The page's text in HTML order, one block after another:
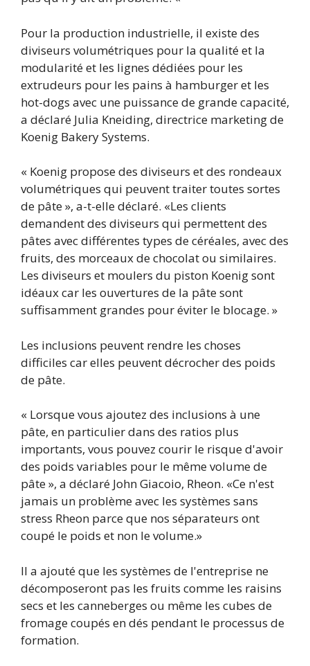
Pour la production industrielle, il existe des
diviseurs volumétriques pour la qualité et la
modularité et les lignes dédiées pour les
extrudeurs pour les pains à hamburger et les
hot-dogs avec une puissance de grande capacité,
a déclaré Julia Kneiding, directrice marketing de
Koenig Bakery Systems.
« Koenig propose des diviseurs et des rondeaux
volumétriques qui peuvent traiter toutes sortes
de pâte », a-t-elle déclaré. «Les clients
demandent des diviseurs qui permettent des
pâtes avec différentes types de céréales, avec des
fruits, des morceaux de chocolat ou similaires.
Les diviseurs et moulers du piston Koenig sont
idéaux car les ouvertures de la pâte sont
suffisamment grandes pour éviter le blocage. »
Les inclusions peuvent rendre les choses
difficiles car elles peuvent décrocher des poids
de pâte.
« Lorsque vous ajoutez des inclusions à une
pâte, en particulier dans des ratios plus
importants, vous pouvez courir le risque d'avoir
des poids variables pour le même volume de
pâte », a déclaré John Giacoio, Rheon. «Ce n'est
jamais un problème avec les systèmes sans
stress Rheon parce que nos séparateurs ont
coupé le poids et non le volume.»
Il a ajouté que les systèmes de l'entreprise ne
décomposeront pas les fruits comme les raisins
secs et les canneberges ou même les cubes de
fromage coupés en dés pendant le processus de
formation.